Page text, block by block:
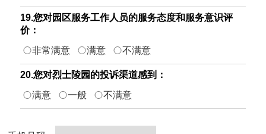
19.您对园区服务工作人员的服务态度和服务意识评
价：
非常满意
满意 不满意
20.您对烈士陵园的投诉渠道感到：
满意
一般 不满意